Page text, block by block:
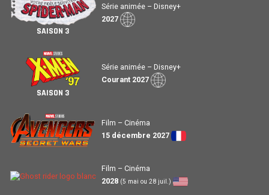
SAISON 3
Série animée – Disney+
2027
SAISON 3
Série animée – Disney+
Courant 2027
Film – Cinéma
15 décembre 2027
Film – Cinéma
2028 (5 mai ou 28 juil.)